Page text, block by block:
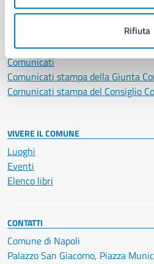
Rifiuta
NOVITÀ
Avvisi
Comunicati
Comunicati stampa della Giunta
Comunicati stampa del Consiglio
VIVERE IL COMUNE
Luoghi
Eventi
Elenco libri
CONTATTI
Comune di Napoli
Palazzo San Giacomo, Piazza